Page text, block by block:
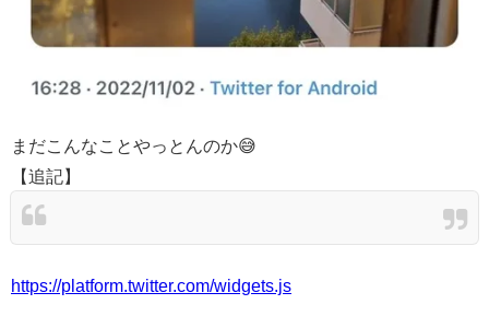
まだこんなことやっとんのか😅
【追記】
https://platform.twitter.com/widgets.js